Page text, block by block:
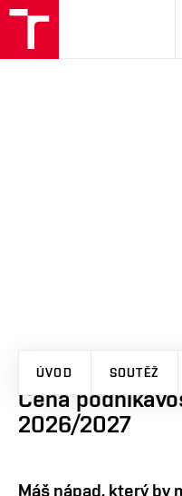
ÚVOD SOUTĚŽ
Cena
2026/2027
Máš nápad, který by